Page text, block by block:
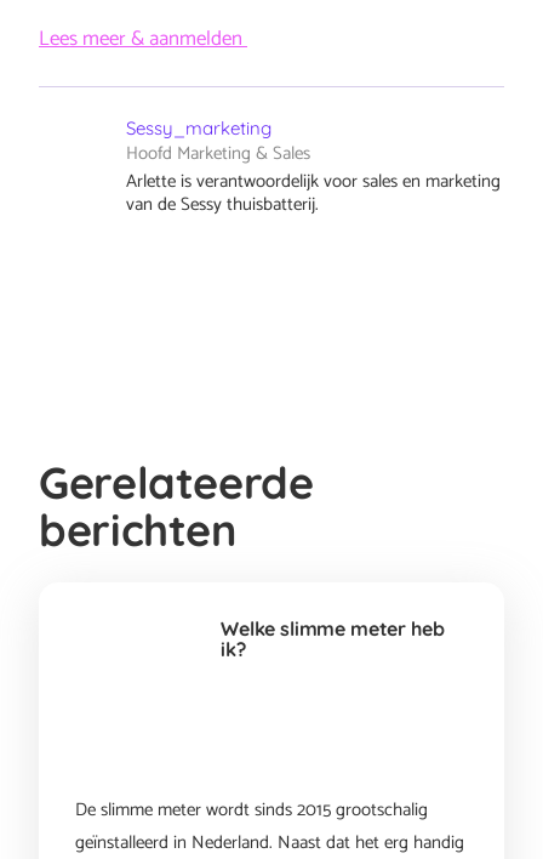
Lees meer & aanmelden
Sessy_marketing
Hoofd Marketing & Sales
Arlette is verantwoordelijk voor sales en marketing
van de Sessy thuisbatterij.
Gerelateerde
berichten
Welke slimme meter heb
ik?
De slimme meter wordt sinds 2015 grootschalig
geïnstalleerd in Nederland. Naast dat het erg handig